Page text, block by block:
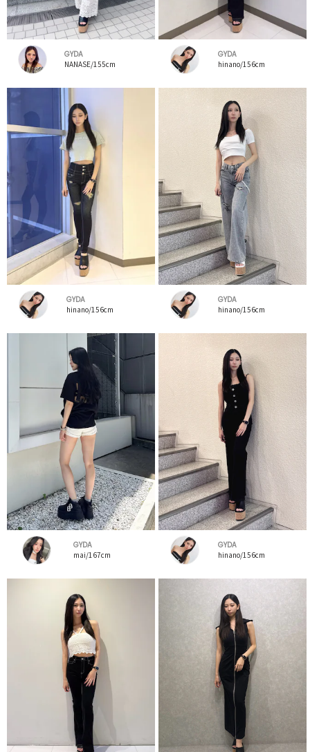
GYDA
NANASE/155cm
GYDA
hinano/156cm
GYDA
hinano/156cm
GYDA
hinano/156cm
GYDA
mai/167cm
GYDA
hinano/156cm